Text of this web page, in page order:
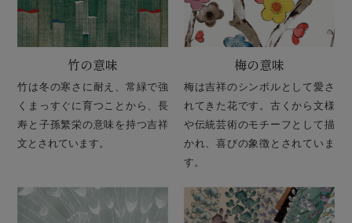
竹の意味
竹は冬の寒さに耐え、常緑で強
くまっすぐに育つことから、長
寿と子孫繁栄の意味を持つ吉祥
文とされています。
梅の意味
梅は吉祥のシンボルとして愛さ
れてきた花です。古くから文様
や伝統芸術のモチーフとして描
かれ、喜びの象徴とされていま
す。